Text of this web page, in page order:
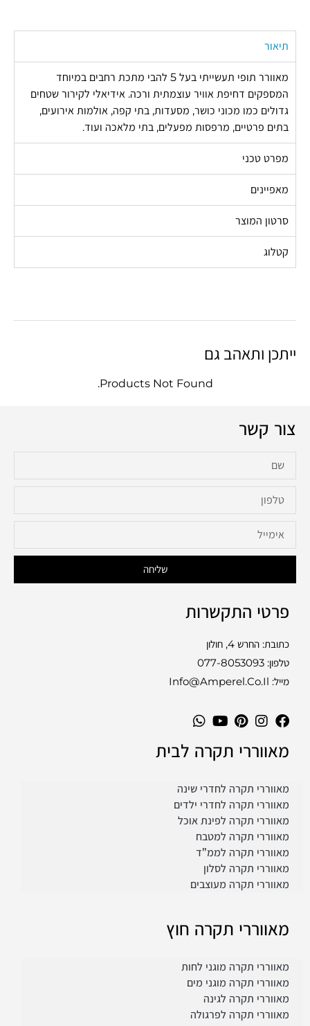
תיאור
מאוורר תופי תעשייתי בעל 5 להבי מתכת רחבים במיוחד
המספקים דחיפת אוויר עוצמתית ורכה. אידיאלי לקירור שטחים
גדולים כמו מכוני כושר, מסעדות, בתי קפה, אולמות אירועים,
בתים פרטיים, מרפסות מפעלים, בתי מלאכה ועוד.
מפרט טכני
מאפיינים
סרטון המוצר
קטלוג
ייתכן ותאהב גם
Products Not Found.
צור קשר
שליחה
פרטי התקשרות
כתובת: החרש 4, חולון
טלפון: 077-8053093
מייל: Info@amperel.co.il
מאווררי תקרה לבית
מאווררי תקרה לחדרי שינה
מאווררי תקרה לחדרי ילדים
מאווררי תקרה לפינת אוכל
מאווררי תקרה למטבח
מאווררי תקרה לממ”ד
מאווררי תקרה לסלון
מאווררי תקרה מעוצבים
מאווררי תקרה חוץ
מאווררי תקרה מוגני לחות
מאווררי תקרה מוגני מים
מאווררי תקרה לגינה
מאווררי תקרה לפרגולה